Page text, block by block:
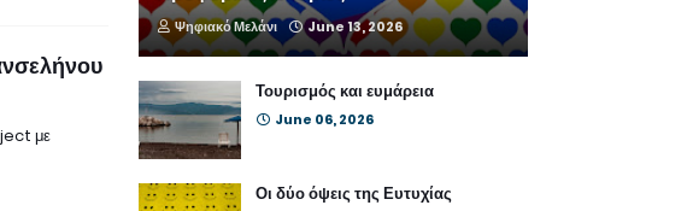
με
Ψηφιακό Μελάνι June 13, 2026
Τουρισμός και ευμάρεια
June 06, 2026
Οι δύο όψεις της Ευτυχίας